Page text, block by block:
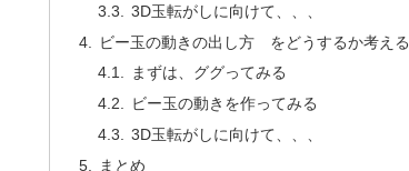
3D玉転がしに向けて、、、
ビー玉の動きの出し方 をどうするか考える
まずは、ググってみる
ビー玉の動きを作ってみる
3D玉転がしに向けて、、、
まとめ